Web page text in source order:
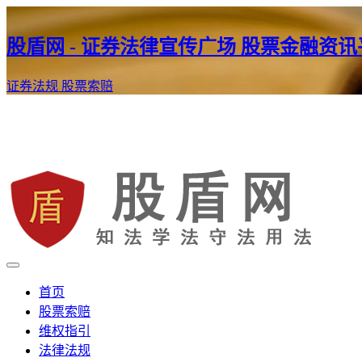
股盾网 - 证券法律宣传广场 股票金融资讯
证券法规 股票索赔
股盾网
证券股票维权网
首页
股票索赔
维权指引
法律法规